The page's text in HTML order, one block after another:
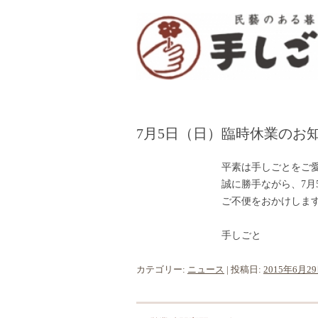
“民芸のある暮し” 手
「手しごと」は陶磁器、木工品、編組品
7月5日（日）臨時休業のお
平素は手しごとをご
誠に勝手ながら、7
ご不便をおかけしま
手しごと
カテゴリー: ニュース | 投稿日: 2015年6月29